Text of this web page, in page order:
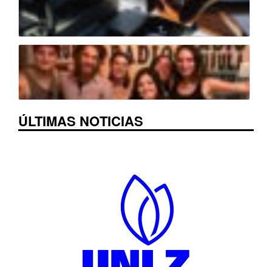
ÚLTIMAS NOTICIAS